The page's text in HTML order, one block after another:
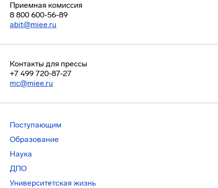
Приемная комиссия
8 800 600-56-89
abit@miee.ru
Контакты для прессы
+7 499 720-87-27
mc@miee.ru
Поступающим
Образование
Наука
ДПО
Университетская жизнь